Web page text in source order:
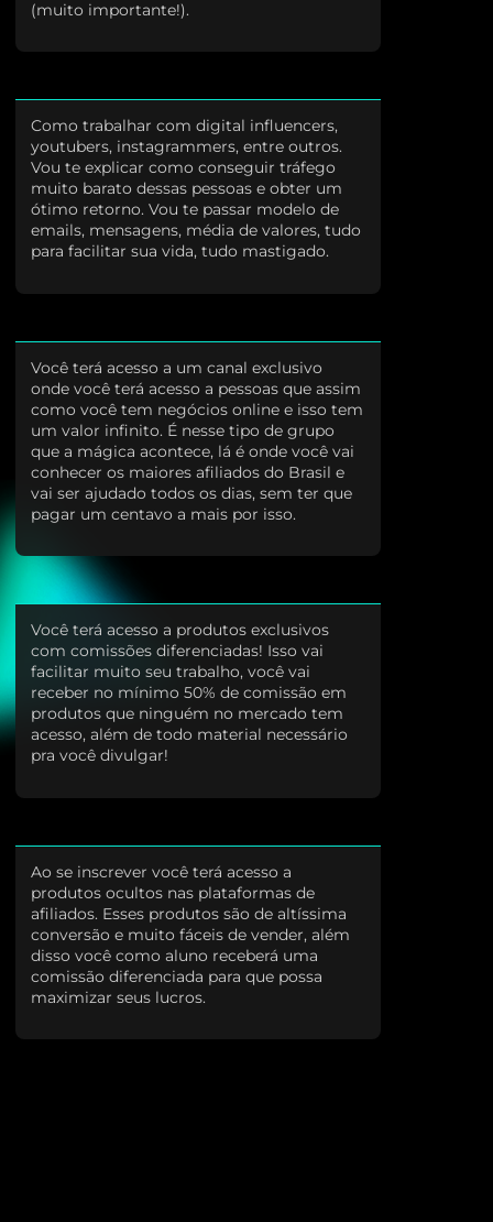
(muito importante!).
Como trabalhar com digital influencers,
youtubers, instagrammers, entre outros.
Vou te explicar como conseguir tráfego
muito barato dessas pessoas e obter um
ótimo retorno. Vou te passar modelo de
emails, mensagens, média de valores, tudo
para facilitar sua vida, tudo mastigado.
Você terá acesso a um canal exclusivo
onde você terá acesso a pessoas que assim
como você tem negócios online e isso tem
um valor infinito. É nesse tipo de grupo
que a mágica acontece, lá é onde você vai
conhecer os maiores afiliados do Brasil e
vai ser ajudado todos os dias, sem ter que
pagar um centavo a mais por isso.
Você terá acesso a produtos exclusivos
com comissões diferenciadas! Isso vai
facilitar muito seu trabalho, você vai
receber no mínimo 50% de comissão em
produtos que ninguém no mercado tem
acesso, além de todo material necessário
pra você divulgar!
Ao se inscrever você terá acesso a
produtos ocultos nas plataformas de
afiliados. Esses produtos são de altíssima
conversão e muito fáceis de vender, além
disso você como aluno receberá uma
comissão diferenciada para que possa
maximizar seus lucros.